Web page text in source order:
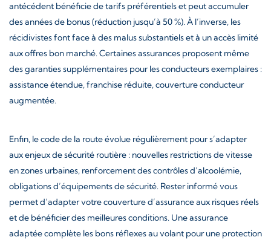
antécédent bénéficie de tarifs préférentiels et peut accumuler
des années de bonus (réduction jusqu’à 50 %). À l’inverse, les
récidivistes font face à des malus substantiels et à un accès limité
aux offres bon marché. Certaines assurances proposent même
des garanties supplémentaires pour les conducteurs exemplaires :
assistance étendue, franchise réduite, couverture conducteur
augmentée.
Enfin, le code de la route évolue régulièrement pour s’adapter
aux enjeux de sécurité routière : nouvelles restrictions de vitesse
en zones urbaines, renforcement des contrôles d’alcoolémie,
obligations d’équipements de sécurité. Rester informé vous
permet d’adapter votre couverture d’assurance aux risques réels
et de bénéficier des meilleures conditions. Une assurance
adaptée complète les bons réflexes au volant pour une protection